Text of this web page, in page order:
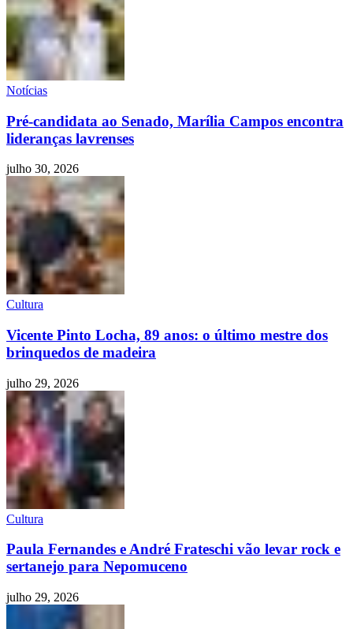
Notícias
Pré-candidata ao Senado, Marília Campos encontra
lideranças lavrenses
julho 30, 2026
Cultura
Vicente Pinto Locha, 89 anos: o último mestre dos
brinquedos de madeira
julho 29, 2026
Cultura
Paula Fernandes e André Frateschi vão levar rock e
sertanejo para Nepomuceno
julho 29, 2026